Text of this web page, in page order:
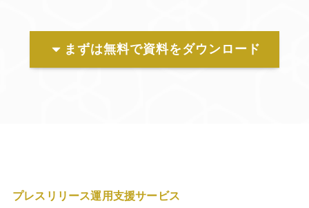
まずは無料で資料をダウンロード
プレスリリース運用支援サービス